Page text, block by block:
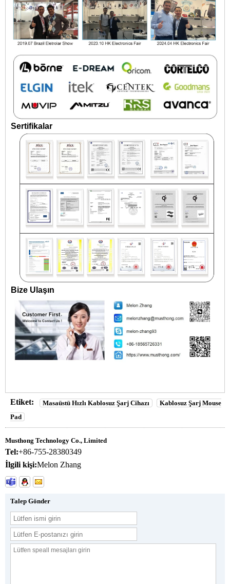
Sertifikalar
Bize Ulaşın
Etiket: Masaüstü Hızlı Kablosuz Şarj Cihazı
Kablosuz Şarj Mouse
Pad
Musthong Technology Co., Limited
Tel:+86-755-28380349
İlgili kişi:Melon Zhang
Talep Gönder